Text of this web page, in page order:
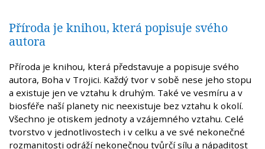
Příroda je knihou, která popisuje svého
autora
Příroda je knihou, která představuje a popisuje svého
autora, Boha v Trojici. Každý tvor v sobě nese jeho stopu
a existuje jen ve vztahu k druhým. Také ve vesmíru a v
biosféře naší planety nic neexistuje bez vztahu k okolí.
Všechno je otiskem jednoty a vzájemného vztahu. Celé
tvorstvo v jednotlivostech i v celku a ve své nekonečné
rozmanitosti odráží nekonečnou tvůrčí sílu a nápaditost